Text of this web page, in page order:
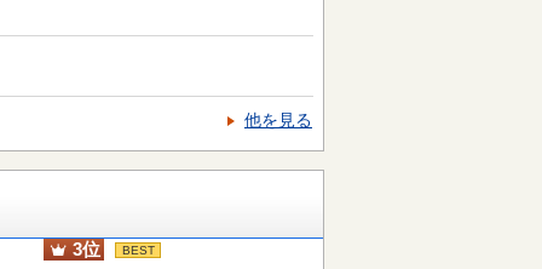
他を見る
3位 BEST